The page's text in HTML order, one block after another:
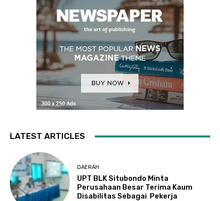
LATEST ARTICLES
DAERAH
UPT BLK Situbondo Minta
Perusahaan Besar Terima Kaum
Disabilitas Sebagai Pekerja